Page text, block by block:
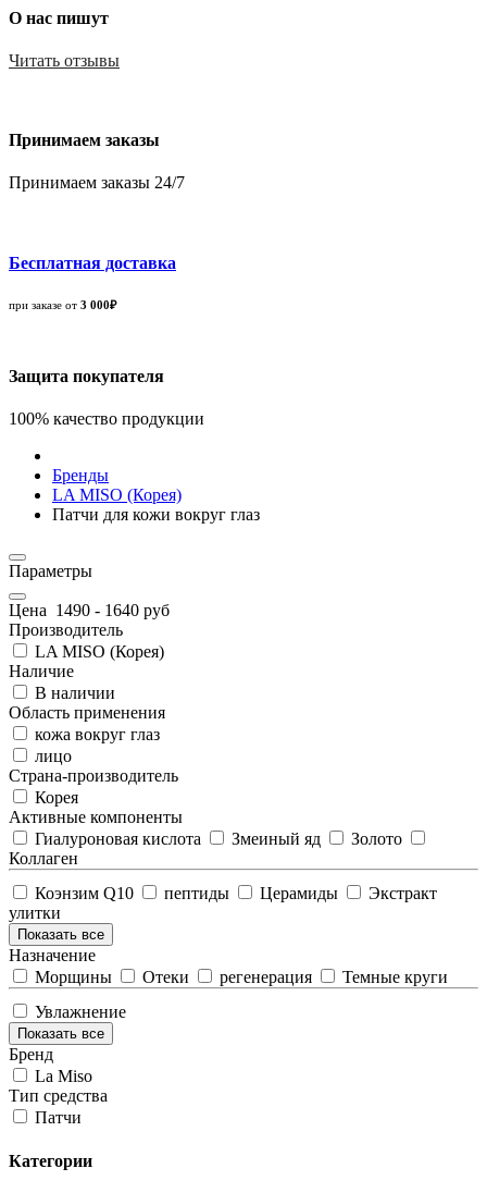
О нас пишут
Читать отзывы
Принимаем заказы
Принимаем заказы 24/7
Бесплатная доставка
при заказе от 3 000₽
Защита покупателя
100% качество продукции
Бренды
LA MISO (Корея)
Патчи для кожи вокруг глаз
Параметры
Цена 1490 - 1640 руб
Производитель
LA MISO (Корея)
Наличие
В наличии
Область применения
кожа вокруг глаз
лицо
Страна-производитель
Корея
Активные компоненты
Гиалуроновая кислота
Змеиный яд
Золото
Коллаген
Коэнзим Q10
пептиды Церамиды
Экстракт
улитки
Показать все
Назначение
Морщины
Отеки регенерация
Темные круги
Увлажнение
Показать все
Бренд
La Miso
Тип средства
Патчи
Категории